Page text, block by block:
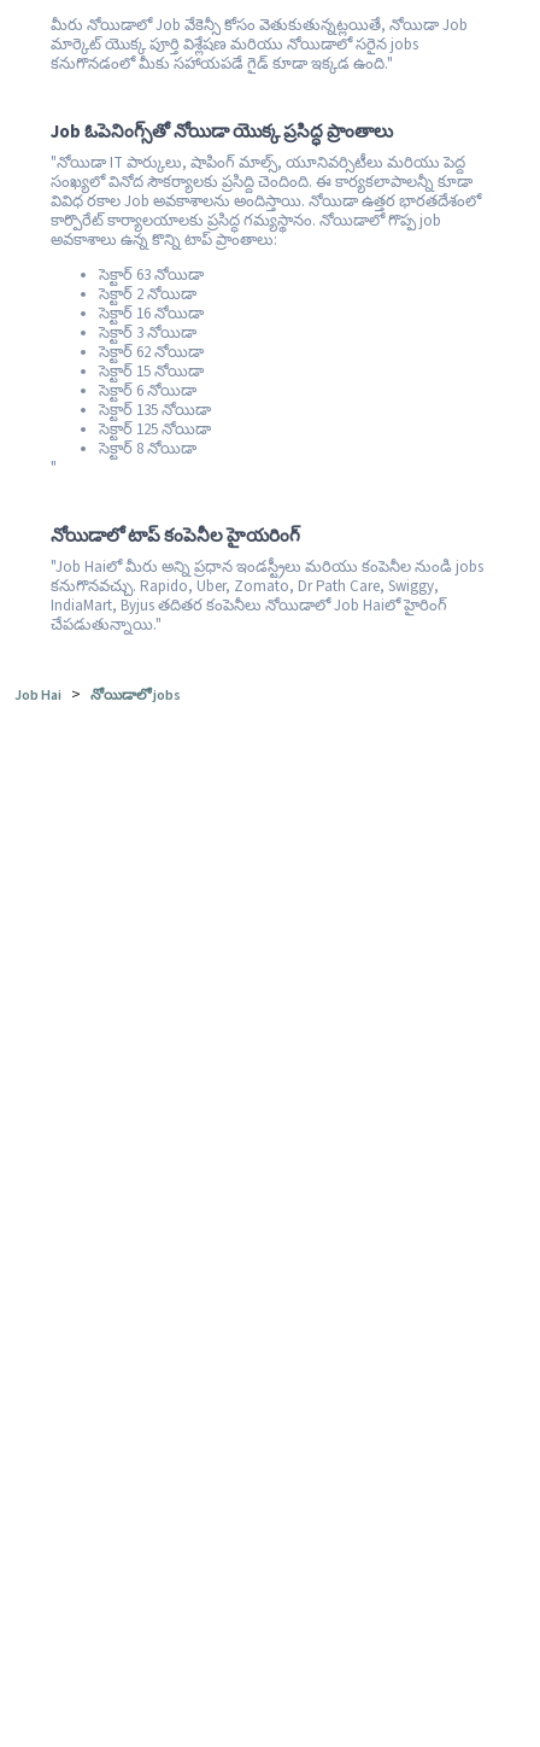
మీరు నోయిడాలో Job వేకెన్సీ కోసం వెతుకుతున్నట్లయితే, నోయిడా Job
మార్కెట్ యొక్క పూర్తి విశ్లేషణ మరియు నోయిడాలో సరైన jobs
కనుగొనడంలో మీకు సహాయపడే గైడ్ కూడా ఇక్కడ ఉంది."
Job ఓపెనింగ్స్‌తో నోయిడా యొక్క ప్రసిద్ధ ప్రాంతాలు
"నోయిడా IT పార్కులు, షాపింగ్ మాల్స్, యూనివర్సిటీలు మరియు పెద్ద
సంఖ్యలో వినోద సౌకర్యాలకు ప్రసిద్ది చెందింది. ఈ కార్యకలాపాలన్నీ కూడా
వివిధ రకాల Job అవకాశాలను అందిస్తాయి. నోయిడా ఉత్తర భారతదేశంలో
కార్పొరేట్ కార్యాలయాలకు ప్రసిద్ధ గమ్యస్థానం. నోయిడాలో గొప్ప job
అవకాశాలు ఉన్న కొన్ని టాప్ ప్రాంతాలు:
సెక్టార్ 63 నోయిడా
సెక్టార్ 2 నోయిడా
సెక్టార్ 16 నోయిడా
సెక్టార్ 3 నోయిడా
సెక్టార్ 62 నోయిడా
సెక్టార్ 15 నోయిడా
సెక్టార్ 6 నోయిడా
సెక్టార్ 135 నోయిడా
సెక్టార్ 125 నోయిడా
సెక్టార్ 8 నోయిడా
"
నోయిడాలో టాప్ కంపెనీల హైయరింగ్
"Job Haiలో మీరు అన్ని ప్రధాన ఇండస్ట్రీలు మరియు కంపెనీల నుండి jobs
కనుగొనవచ్చు. Rapido, Uber, Zomato, Dr Path Care, Swiggy,
IndiaMart, Byjus తదితర కంపెనీలు నోయిడాలో Job Haiలో హైరింగ్
చేపడుతున్నాయి."
Job Hai > నోయిడాలో jobs